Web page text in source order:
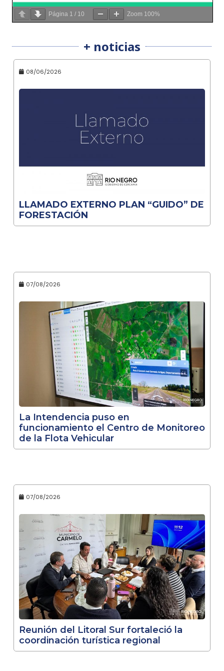
Página 1 / 10 Zoom 100%
+ noticias
08/06/2026
LLAMADO EXTERNO PLAN “GUIDO” DE
FORESTACIÓN
07/08/2026
La Intendencia puso en
funcionamiento el Centro de Monitoreo
de la Flota Vehicular
07/08/2026
Reunión del Litoral Sur fortaleció la
coordinación turística regional